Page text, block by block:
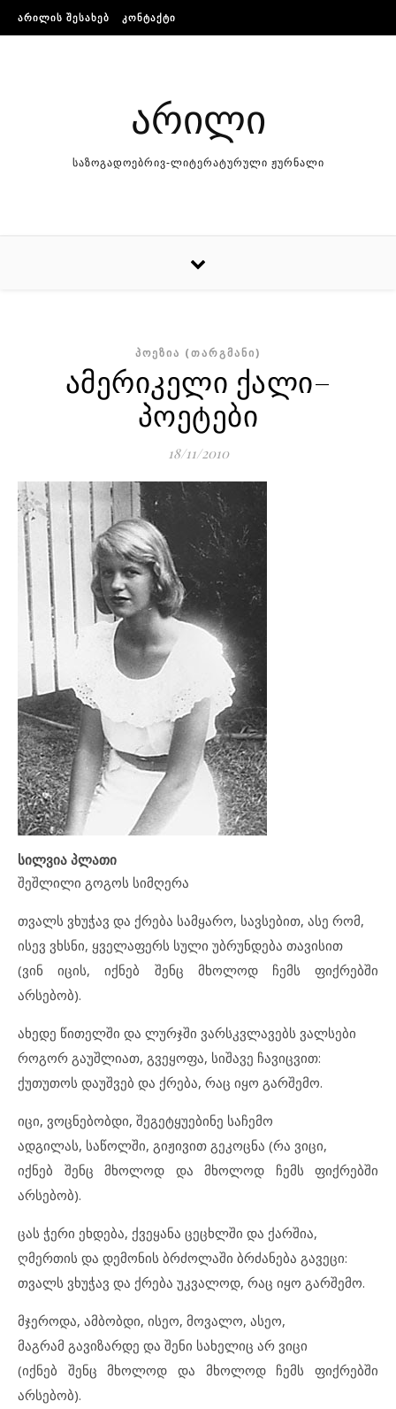
Skip to content
ᲐᲠᲘᲚᲘᲡ ᲨᲔᲡᲐᲮᲔᲑ ᲙᲝᲜᲢᲐᲥᲢᲘ
არილი
საზოგადოებრივ-ლიტერატურული ჟურნალი
ᲞᲝᲔᲖᲘᲐ (ᲗᲐᲠᲒᲛᲐᲜᲘ)
ამერიკელი ქალი–
პოეტები
18/11/2010
სილვია პლათი
შეშლილი გოგოს სიმღერა
თვალს ვხუჭავ და ქრება სამყარო, სავსებით, ასე რომ,
ისევ ვხსნი, ყველაფერს სული უბრუნდება თავისით
(ვინ იცის, იქნებ შენც მხოლოდ ჩემს ფიქრებში
არსებობ).
ახედე წითელში და ლურჯში ვარსკვლავებს ვალსები
როგორ გაუშლიათ, გვეყოფა, სიშავე ჩავიცვით:
ქუთუთოს დაუშვებ და ქრება, რაც იყო გარშემო.
იცი, ვოცნებობდი, შეგეტყუებინე საჩემო
ადგილას, საწოლში, გიჟივით გეკოცნა (რა ვიცი,
იქნებ შენც მხოლოდ და მხოლოდ ჩემს ფიქრებში
არსებობ).
ცას ჭერი ეხდება, ქვეყანა ცეცხლში და ქარშია,
ღმერთის და დემონის ბრძოლაში ბრძანება გავეცი:
თვალს ვხუჭავ და ქრება უკვალოდ, რაც იყო გარშემო.
მჯეროდა, ამბობდი, ისეო, მოვალო, ასეო,
მაგრამ გავიზარდე და შენი სახელიც არ ვიცი
(იქნებ შენც მხოლოდ და მხოლოდ ჩემს ფიქრებში
არსებობ).